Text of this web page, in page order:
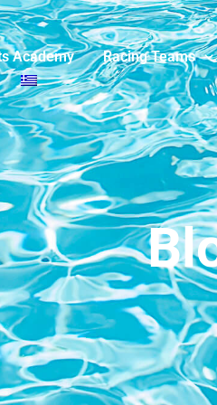
Academy Racing Teams